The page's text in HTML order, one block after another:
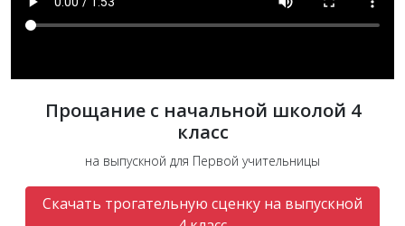
Прощание с начальной школой 4
класс
на выпускной для Первой учительницы
Скачать трогательную сценку на выпускной